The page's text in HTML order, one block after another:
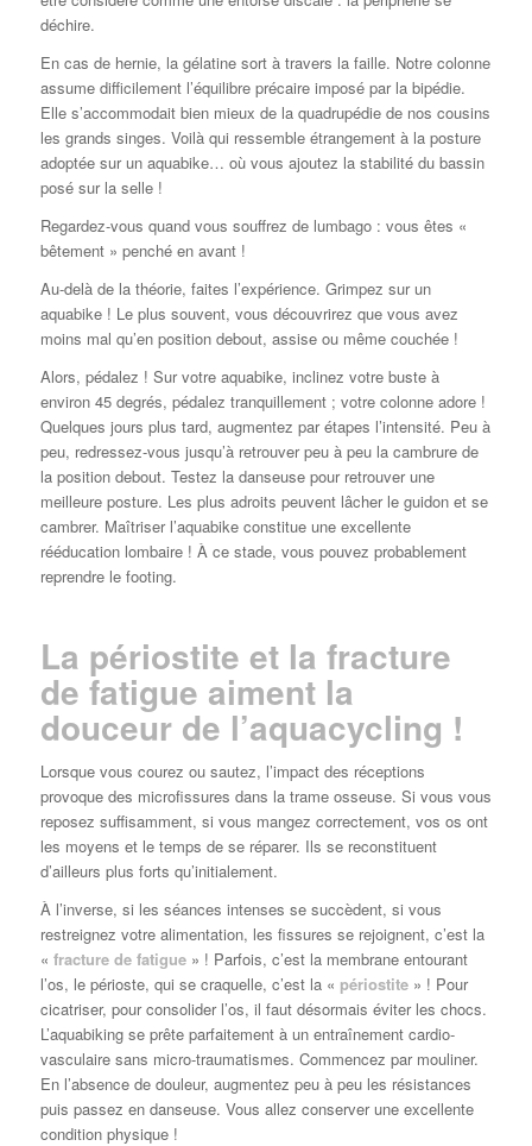
déchire.
En cas de hernie, la gélatine sort à travers la faille. Notre colonne
assume difficilement l’équilibre précaire imposé par la bipédie.
Elle s’accommodait bien mieux de la quadrupédie de nos cousins
les grands singes. Voilà qui ressemble étrangement à la posture
adoptée sur un aquabike… où vous ajoutez la stabilité du bassin
posé sur la selle !
Regardez-vous quand vous souffrez de lumbago : vous êtes «
bêtement » penché en avant !
Au-delà de la théorie, faites l’expérience. Grimpez sur un
aquabike ! Le plus souvent, vous découvrirez que vous avez
moins mal qu’en position debout, assise ou même couchée !
Alors, pédalez ! Sur votre aquabike, inclinez votre buste à
environ 45 degrés, pédalez tranquillement ; votre colonne adore !
Quelques jours plus tard, augmentez par étapes l’intensité. Peu à
peu, redressez-vous jusqu’à retrouver peu à peu la cambrure de
la position debout. Testez la danseuse pour retrouver une
meilleure posture. Les plus adroits peuvent lâcher le guidon et se
cambrer. Maîtriser l’aquabike constitue une excellente
rééducation lombaire ! À ce stade, vous pouvez probablement
reprendre le footing.
La périostite et la fracture
de fatigue aiment la
douceur de l’aquacycling !
Lorsque vous courez ou sautez, l’impact des réceptions
provoque des microfissures dans la trame osseuse. Si vous vous
reposez suffisamment, si vous mangez correctement, vos os ont
les moyens et le temps de se réparer. Ils se reconstituent
d’ailleurs plus forts qu’initialement.
À l’inverse, si les séances intenses se succèdent, si vous
restreignez votre alimentation, les fissures se rejoignent, c’est la
« fracture de fatigue» ! Parfois, c’est la membrane entourant
l’os, le périoste, qui se craquelle, c’est la « périostite» ! Pour
cicatriser, pour consolider l’os, il faut désormais éviter les chocs.
L’aquabiking se prête parfaitement à un entraînement cardio-
vasculaire sans micro-traumatismes. Commencez par mouliner.
En l’absence de douleur, augmentez peu à peu les résistances
puis passez en danseuse. Vous allez conserver une excellente
condition physique !